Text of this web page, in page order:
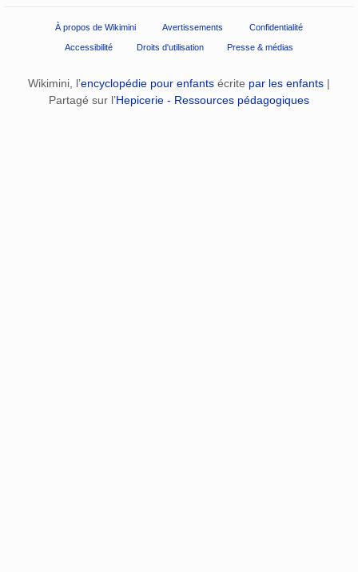
À propos de Wikimini Avertissements Confidentialité
Accessibilité Droits d'utilisation Presse & médias
Wikimini, l’encyclopédie pour enfants écrite par les enfants |
Partagé sur l’Hepicerie - Ressources pédagogiques